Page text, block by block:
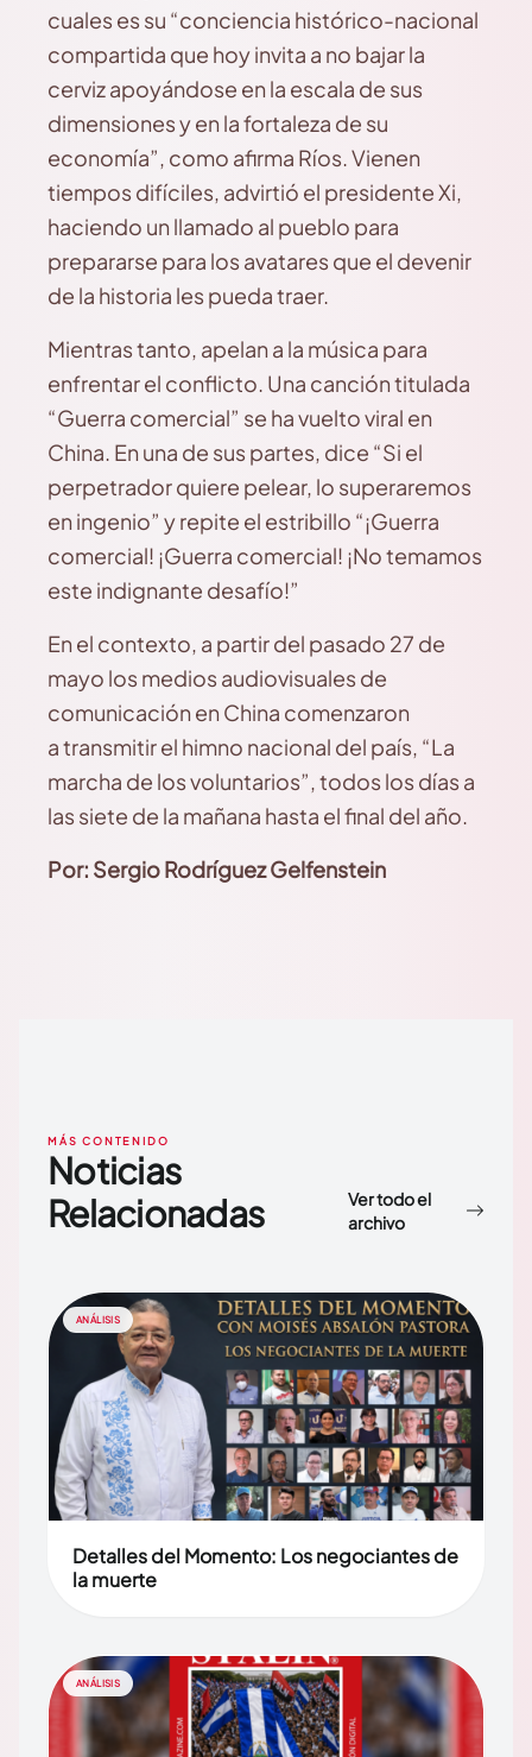
cuales es su “conciencia histórico-nacional
compartida que hoy invita a no bajar la
cerviz apoyándose en la escala de sus
dimensiones y en la fortaleza de su
economía”, como afirma Ríos. Vienen
tiempos difíciles, advirtió el presidente Xi,
haciendo un llamado al pueblo para
prepararse para los avatares que el devenir
de la historia les pueda traer.
Mientras tanto, apelan a la música para
enfrentar el conflicto. Una canción titulada
“Guerra comercial” se ha vuelto viral en
China. En una de sus partes, dice “Si el
perpetrador quiere pelear, lo superaremos
en ingenio” y repite el estribillo “¡Guerra
comercial! ¡Guerra comercial! ¡No temamos
este indignante desafío!”
En el contexto, a partir del pasado 27 de
mayo los medios audiovisuales de
comunicación en China comenzaron
a transmitir el himno nacional del país, “La
marcha de los voluntarios”, todos los días a
las siete de la mañana hasta el final del año.
Por: Sergio Rodríguez Gelfenstein
MÁS CONTENIDO
Noticias
Relacionadas
Ver todo el
archivo
ANÁLISIS
Detalles del Momento: Los negociantes de
la muerte
ANÁLISIS